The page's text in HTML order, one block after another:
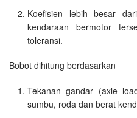
Koefisien lebih besar
kendaraan bermotor
toleransi.
Bobot dihitung berdasarkan
Tekanan gandar (axle
sumbu, roda dan berat